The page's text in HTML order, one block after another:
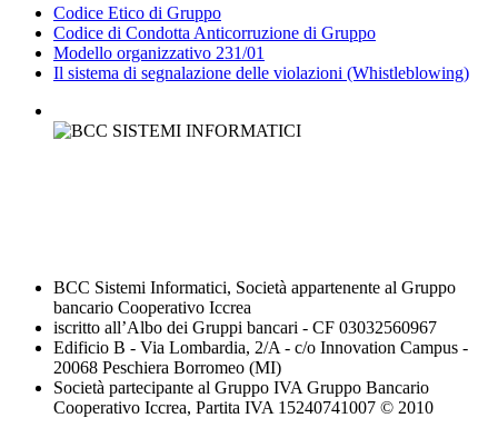
Codice Etico di Gruppo
Codice di Condotta Anticorruzione di Gruppo
Modello organizzativo 231/01
Il sistema di segnalazione delle violazioni (Whistleblowing)
BCC Sistemi Informatici, Società appartenente al Gruppo
bancario Cooperativo Iccrea
iscritto all’Albo dei Gruppi bancari - CF 03032560967
Edificio B - Via Lombardia, 2/A - c/o Innovation Campus -
20068 Peschiera Borromeo (MI)
Società partecipante al Gruppo IVA Gruppo Bancario
Cooperativo Iccrea, Partita IVA 15240741007 © 2010